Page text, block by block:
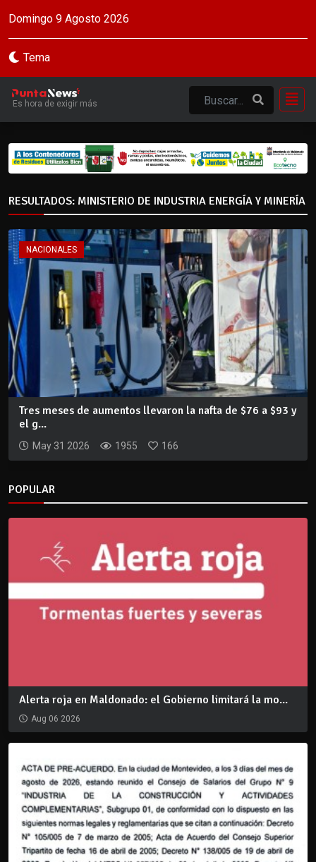
Domingo 9 Agosto 2026
Tema
Es hora de exigir más
RESULTADOS: MINISTERIO DE INDUSTRIA ENERGÍA Y MINERÍA
NACIONALES
Tres meses de aumentos llevaron la nafta de $76 a $93 y
el g...
May 31 2026 1955 166
POPULAR
Alerta roja en Maldonado: el Gobierno limitará la mo...
Aug 06 2026